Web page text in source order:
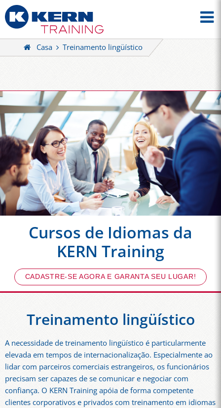
Casa Treinamento lingüístico
Cursos de Idiomas da
KERN Training
CADASTRE-SE AGORA E GARANTA SEU LUGAR!
Treinamento lingüístico
A necessidade de treinamento lingüístico é particularmente
elevada em tempos de internacionalização. Especialmente ao
lidar com parceiros comerciais estrangeiros, os funcionários
precisam ser capazes de se comunicar e negociar com
confiança. O KERN Training apóia de forma competente
clientes corporativos e privados com treinamento em idiomas